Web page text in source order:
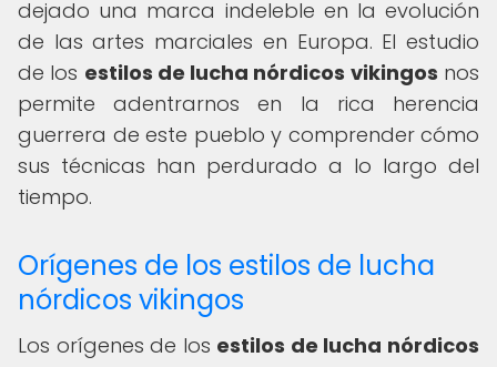
dejado una marca indeleble en la evolución
de las artes marciales en Europa. El estudio
de los estilos de lucha nórdicos vikingos nos
permite adentrarnos en la rica herencia
guerrera de este pueblo y comprender cómo
sus técnicas han perdurado a lo largo del
tiempo.
Orígenes de los estilos de lucha
nórdicos vikingos
Los orígenes de los estilos de lucha nórdicos